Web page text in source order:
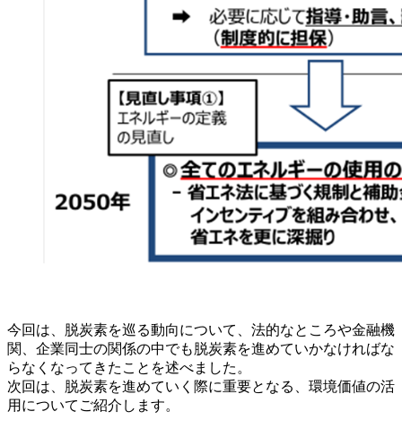
今回は、脱炭素を巡る動向について、法的なところや金融機
関、企業同士の関係の中でも脱炭素を進めていかなければな
らなくなってきたことを述べました。
次回は、脱炭素を進めていく際に重要となる、環境価値の活
用についてご紹介します。